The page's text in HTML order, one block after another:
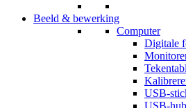
Beeld & bewerking
Computer
Digitale
USB-
USB-